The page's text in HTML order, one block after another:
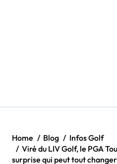
Home Blog
Infos Golf
Viré du LIV Golf, le PGA
surprise qui peut tout changer